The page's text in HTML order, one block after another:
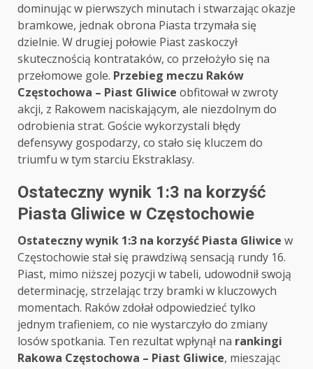
dominując w pierwszych minutach i stwarzając okazje
bramkowe, jednak obrona Piasta trzymała się
dzielnie. W drugiej połowie Piast zaskoczył
skutecznością kontrataków, co przełożyło się na
przełomowe gole. Przebieg meczu Raków
Częstochowa – Piast Gliwice obfitował w zwroty
akcji, z Rakowem naciskającym, ale niezdolnym do
odrobienia strat. Goście wykorzystali błędy
defensywy gospodarzy, co stało się kluczem do
triumfu w tym starciu Ekstraklasy.
Ostateczny wynik 1:3 na korzyść
Piasta Gliwice w Częstochowie
Ostateczny wynik 1:3 na korzyść Piasta Gliwice w
Częstochowie stał się prawdziwą sensacją rundy 16.
Piast, mimo niższej pozycji w tabeli, udowodnił swoją
determinację, strzelając trzy bramki w kluczowych
momentach. Raków zdołał odpowiedzieć tylko
jednym trafieniem, co nie wystarczyło do zmiany
losów spotkania. Ten rezultat wpłynął na rankingi
Rakowa Częstochowa – Piast Gliwice, mieszając